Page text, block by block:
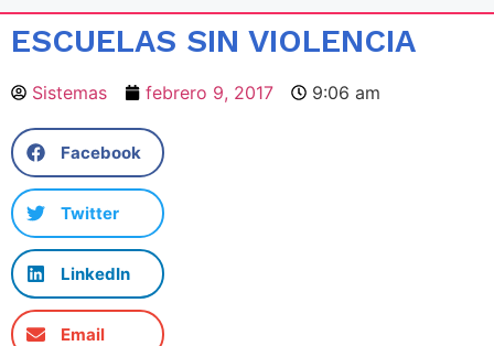
ESCUELAS SIN VIOLENCIA
Sistemas febrero 9, 2017 9:06 am
Facebook
Twitter
LinkedIn
Email